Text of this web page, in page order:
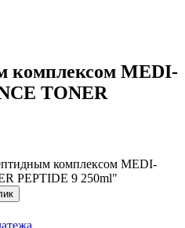
комплексом MEDI-
TONER
комплексом MEDI-
PEPTIDE 9 250ml"